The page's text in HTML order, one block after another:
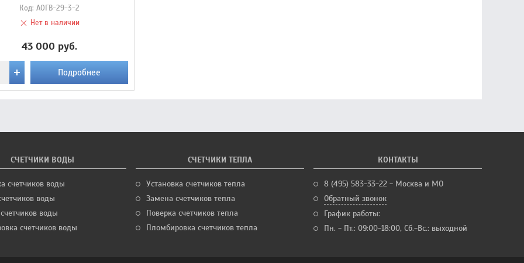
Код:АОГВ-29-3-2
Нет в наличии
43 000 руб.
Подробнее
СЧЕТЧИКИ ВОДЫ
счетчиков воды
воды
воды
счетчиков воды
СЧЕТЧИКИ ТЕПЛА
Установка счетчиков тепла
Замена счетчиков тепла
Поверка счетчиков тепла
Пломбировка счетчиков тепла
КОНТАКТЫ
8 (495) 583-33-22 - Москва и МО
Обратный звонок
График работы:
Пн. - Пт.: 09:00-18:00, Сб.-Вс.: выходной